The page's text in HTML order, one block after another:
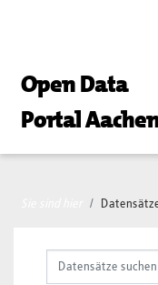
Open Data
Portal